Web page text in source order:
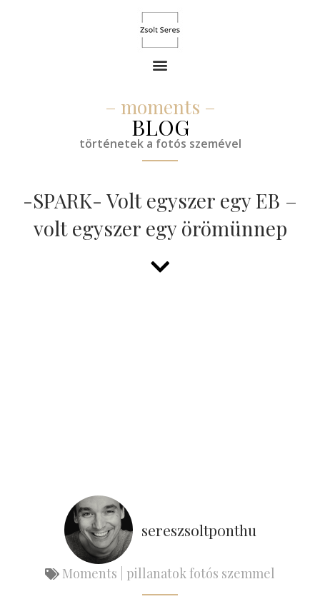
– moments –
BLOG
történetek a fotós szemével
-SPARK- Volt egyszer egy EB –
volt egyszer egy örömünnep
sereszsoltponthu
Moments | pillanatok fotós szemmel